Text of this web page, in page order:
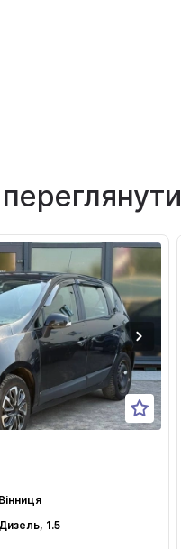
Вінниця
Дизель, 1.5